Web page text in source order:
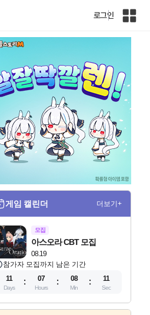
로그인
인
트
게임 캘린더 더보기+
모집
08.19
아스오라 CBT 모집
참가자 모집까지 남은 기간
11
Days
07
Hours
08
Min
10
Sec